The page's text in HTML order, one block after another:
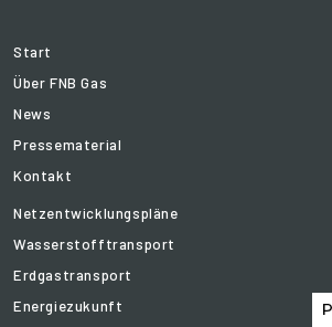
Start
Über FNB Gas
News
Pressematerial
Kontakt
Netzentwicklungspläne
Wasserstofftransport
Erdgastransport
Energiezukunft